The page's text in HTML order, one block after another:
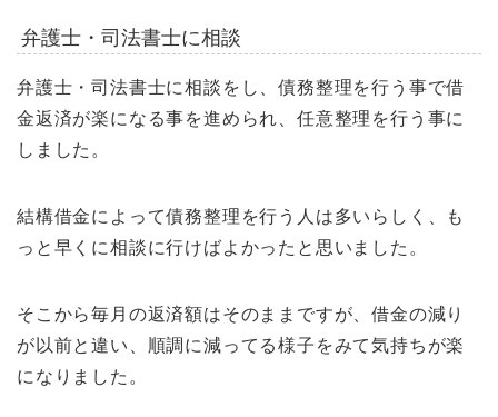
弁護士・司法書士に相談
弁護士・司法書士に相談をし、債務整理を行う事で借
金返済が楽になる事を進められ、任意整理を行う事に
しました。
結構借金によって債務整理を行う人は多いらしく、も
っと早くに相談に行けばよかったと思いました。
そこから毎月の返済額はそのままですが、借金の減り
が以前と違い、順調に減ってる様子をみて気持ちが楽
になりました。